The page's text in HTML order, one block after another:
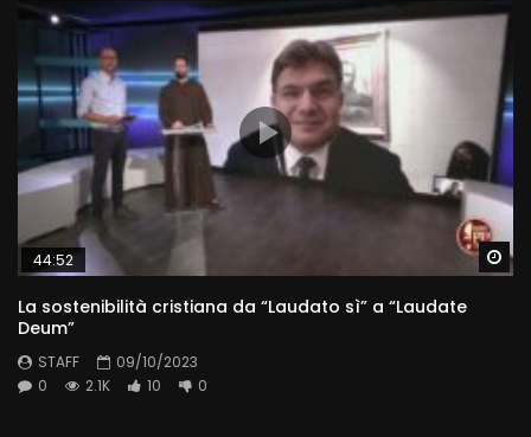
44:52
La sostenibilità cristiana da “Laudato sì” a “Laudate
Deum”
STAFF
09/10/2023
0
2.1K 10 0